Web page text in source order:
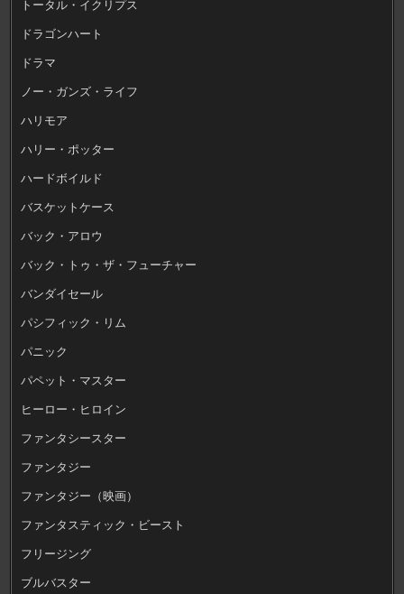
トータル・イクリプス
ドラゴンハート
ドラマ
ノー・ガンズ・ライフ
ハリモア
ハリー・ポッター
ハードボイルド
バスケットケース
バック・アロウ
バック・トゥ・ザ・フューチャー
バンダイセール
パシフィック・リム
パニック
パペット・マスター
ヒーロー・ヒロイン
ファンタシースター
ファンタジー
ファンタジー（映画）
ファンタスティック・ビースト
フリージング
ブルバスター